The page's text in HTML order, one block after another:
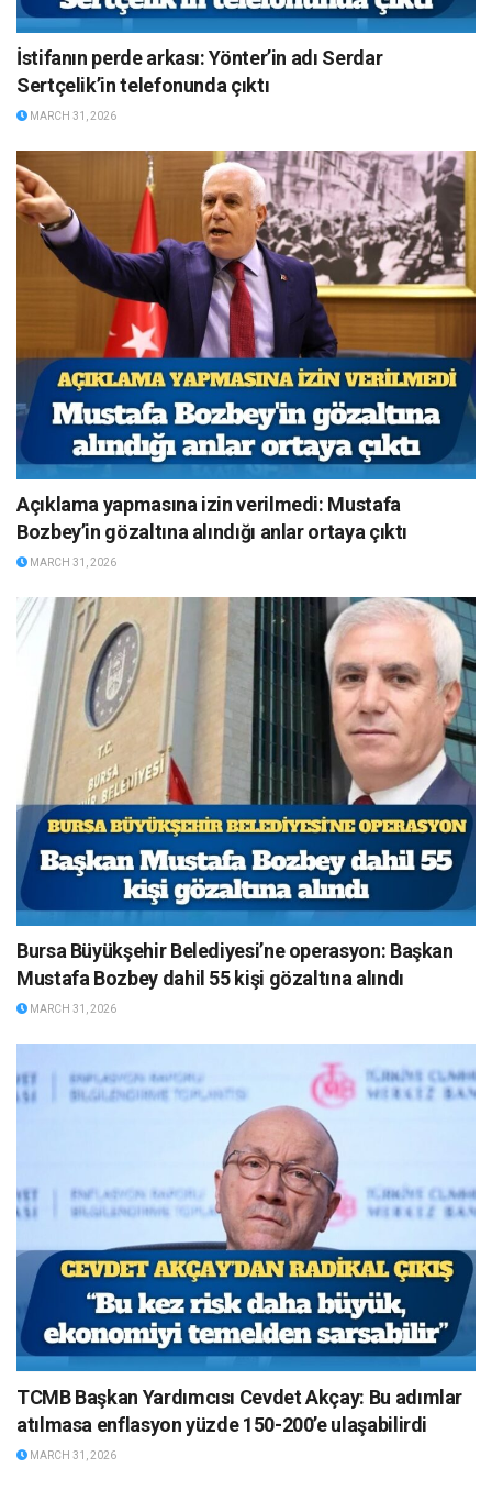
İstifanın perde arkası: Yönter’in adı Serdar
Sertçelik’in telefonunda çıktı
MARCH 31, 2026
Açıklama yapmasına izin verilmedi: Mustafa
Bozbey’in gözaltına alındığı anlar ortaya çıktı
MARCH 31, 2026
Bursa Büyükşehir Belediyesi’ne operasyon: Başkan
Mustafa Bozbey dahil 55 kişi gözaltına alındı
MARCH 31, 2026
TCMB Başkan Yardımcısı Cevdet Akçay: Bu adımlar
atılmasa enflasyon yüzde 150-200’e ulaşabilirdi
MARCH 31, 2026